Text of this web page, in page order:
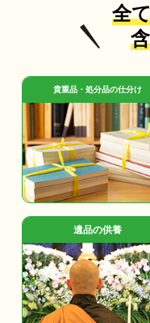
全
貴重品・処分品の仕分け
遺品の供養